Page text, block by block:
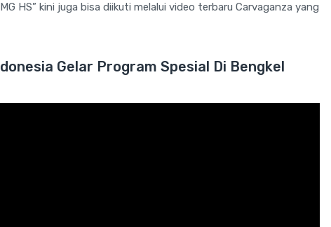
HS” kini juga bisa diikuti melalui video terbaru Carvaganza yang
Gelar Program Spesial Di Bengkel